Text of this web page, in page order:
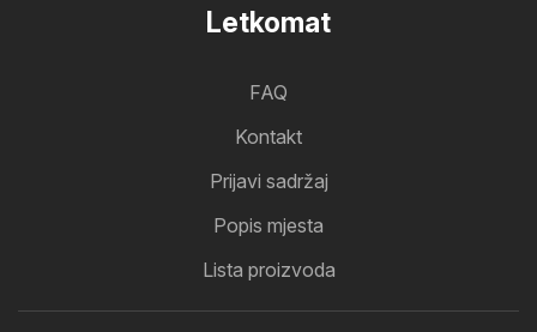
Letkomat
FAQ
Kontakt
Prijavi sadržaj
Popis mjesta
Lista proizvoda